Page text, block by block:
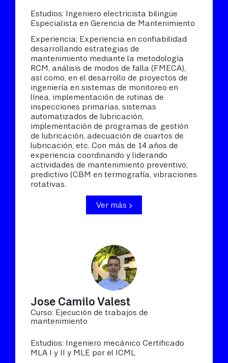
Estudios: Ingeniero electricista bilingüe
Especialista en Gerencia de Mantenimiento
Experiencia: Experiencia en confiabilidad
desarrollando estrategias de
mantenimiento mediante la metodología
RCM, análisis de modos de falla (FMECA),
así como, en el desarrollo de proyectos de
ingeniería en sistemas de monitoreo en
línea, implementación de rutinas de
inspecciones primarias, sistemas
automatizados de lubricación,
implementación de programas de gestión
de lubricación, adecuación de cuartos de
lubricación, etc. Con más de 14 años de
experiencia coordinando y liderando
actividades de mantenimiento preventivo,
predictivo (CBM en termografía, vibraciones
rotativas.
Ver más
Jose Camilo Valest
Curso: Ejecución de trabajos de
mantenimiento
Estudios: Ingeniero mecánico Certificado
MLA I y II y MLE por el ICML